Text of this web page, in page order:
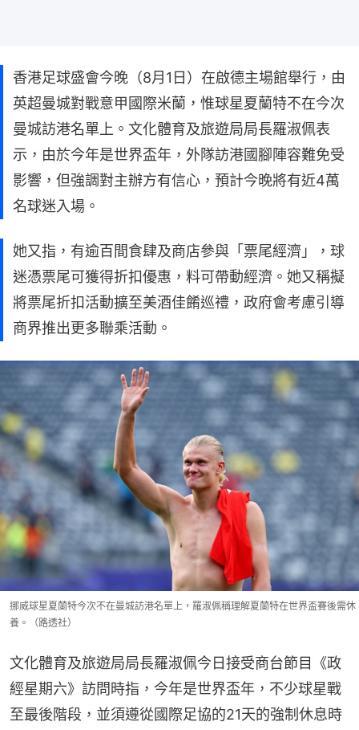
香港足球盛會今晚（8月1日）在啟德主場館舉行，由
英超曼城對戰意甲國際米蘭，惟球星夏蘭特不在今次
曼城訪港名單上。文化體育及旅遊局局長羅淑佩表
示，由於今年是世界盃年，外隊訪港國腳陣容難免受
影響，但強調對主辦方有信心，預計今晚將有近4萬
名球迷入場。
她又指，有逾百間食肆及商店參與「票尾經濟」，球
迷憑票尾可獲得折扣優惠，料可帶動經濟。她又稱擬
將票尾折扣活動擴至美酒佳餚巡禮，政府會考慮引導
商界推出更多聯乘活動。
挪威球星夏蘭特今次不在曼城訪港名單上，羅淑佩稱理解夏蘭特在世界盃賽後需休
養。（路透社）
文化體育及旅遊局局長羅淑佩今日接受商台節目《政
經星期六》訪問時指，今年是世界盃年，不少球星戰
至最後階段，並須遵從國際足協的21天的強制休息時